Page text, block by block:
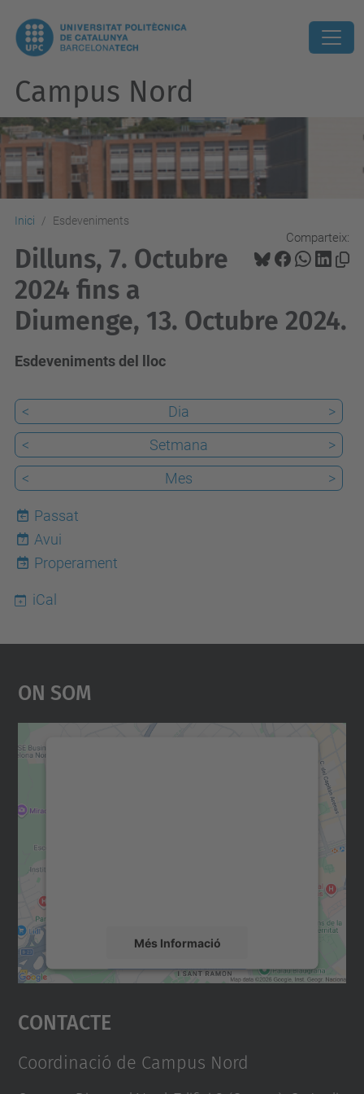
Campus Nord
Inici Esdeveniments
Comparteix:
Dilluns, 7. Octubre
2024 fins a
Diumenge, 13. Octubre 2024.
Esdeveniments del lloc
< Dia
>
<
Setmana
>
<
Mes >
Passat
7
Avui
Properament
iCal
On Som
Més Informació
Accepta
powered by
Contacte
Coordinació de Campus Nord